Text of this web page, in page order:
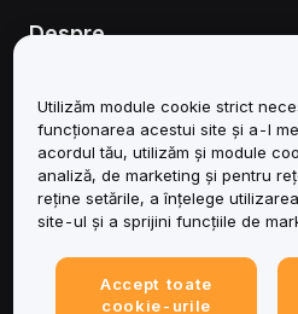
Despre
Asistență
Produse
Juridic
Utilizăm module cookie strict
funcționarea acestui site și a-l
acordul tău, utilizăm și module
analiză, de marketing și pentru
reține setările, a înțelege
site-ul și a sprijini funcțiile de
Accept toate
cookie-urile